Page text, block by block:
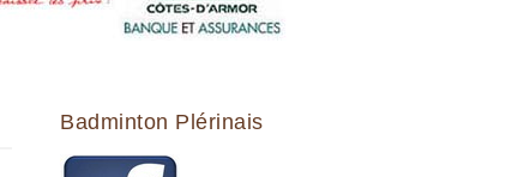
Badminton Plérinais